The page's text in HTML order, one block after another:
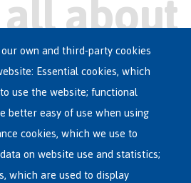
own and third-party cookies
Essential cookies, which
use the website; functional
better easy of use when using
cookies, which we use to
on website use and statistics;
which are used to display